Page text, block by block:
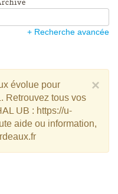
+ Recherche avancée
×
évolue pour
Retrouvez tous vos
UB : https://u-
aide ou information,